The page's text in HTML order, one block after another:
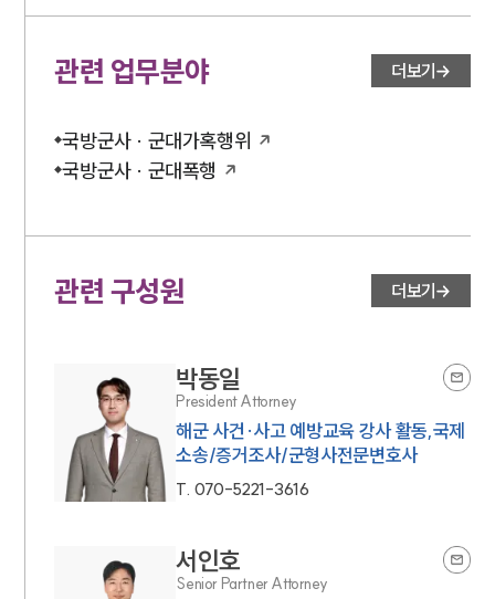
관련 업무분야 더보기
국방군사 · 군대가혹행위
국방군사 · 군대폭행
관련 구성원 더보기
박동일
President Attorney
해군 사건·사고 예방교육 강사 활동,국제
소송/증거조사/군형사전문변호사
T. 070-5221-3616
서인호
Senior Partner Attorney